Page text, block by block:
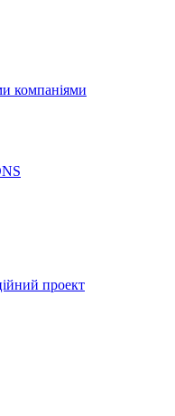
компаніями
проект